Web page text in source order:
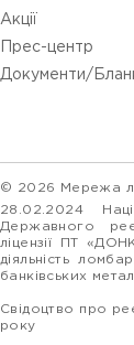
Акції
Прес-центр
Документи/
© 2026 Мережа
28.02.2024
Державного
ліцензії ПТ
діяльність
банківських
Свідоцтво про
року